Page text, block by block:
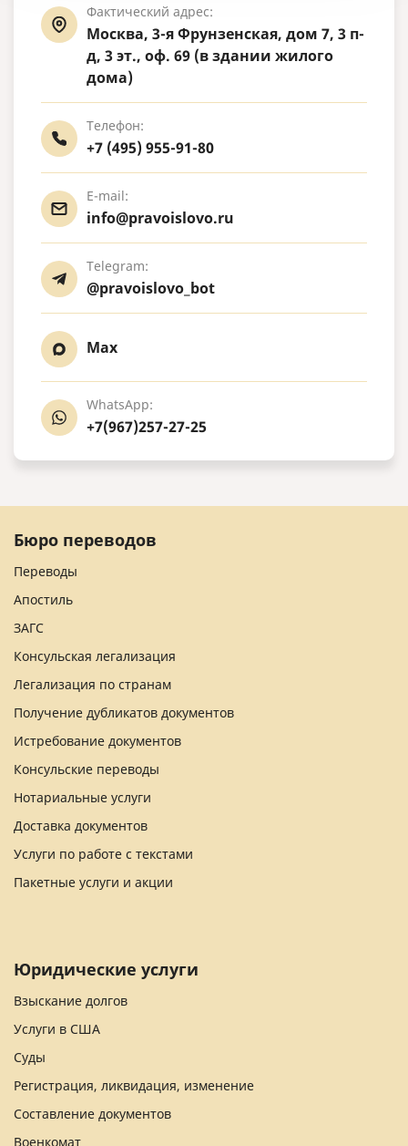
Фактический адрес:
Москва, 3-я Фрунзенская, дом 7, 3 п-
д, 3 эт., оф. 69 (в здании жилого
дома)
Телефон:
+7 (495) 955-91-80
E-mail:
info@pravoislovo.ru
Telegram:
@pravoislovo_bot
Max
WhatsApp:
+7(967)257-27-25
Бюро переводов
Переводы
Апостиль
ЗАГС
Консульская легализация
Легализация по странам
Получение дубликатов документов
Истребование документов
Консульские переводы
Нотариальные услуги
Доставка документов
Услуги по работе с текстами
Пакетные услуги и акции
Юридические услуги
Взыскание долгов
Услуги в США
Суды
Регистрация, ликвидация, изменение
Составление документов
Военкомат